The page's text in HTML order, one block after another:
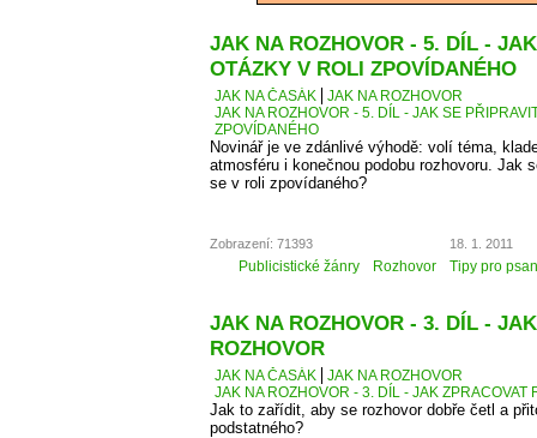
JAK NA ROZHOVOR - 5. DÍL -
OTÁZKY V ROLI ZPOVÍDANÉHO
JAK NA ČASÁK
JAK NA ROZHOVOR
JAK NA ROZHOVOR - 5. DÍL - JAK SE
ZPOVÍDANÉHO
Novinář je ve zdánlivé výhodě: volí téma,
atmosféru i konečnou podobu rozhovoru. Jak
se v roli zpovídaného?
Zobrazení: 71393 18. 1. 2011
Publicistické žánry Rozhovor Tipy pro
JAK NA ROZHOVOR - 3. DÍL -
ROZHOVOR
JAK NA ČASÁK
JAK NA ROZHOVOR
JAK NA ROZHOVOR - 3. DÍL - JAK ZPRACOVAT
Jak to zařídit, aby se rozhovor dobře četl a
podstatného?